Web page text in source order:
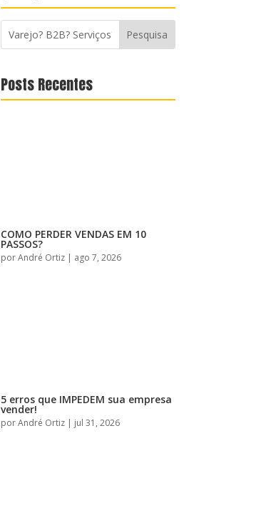
Posts Recentes
COMO PERDER VENDAS EM 10
PASSOS?
porAndré Ortiz| ago 7, 2026
5 erros que IMPEDEM sua empresa
vender!
porAndré Ortiz| jul 31, 2026